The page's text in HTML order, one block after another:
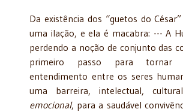
Da existência dos “guetos do
uma ilação, e ela é macabra: --- A
perdendo a noção de conjunto das
primeiro passo para tornar
entendimento entre os seres
uma barreira, intelectual,
emocional, para a saudável